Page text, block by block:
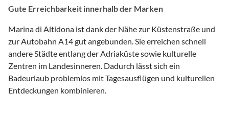
Gute Erreichbarkeit innerhalb der Marken
Marina di Altidona ist dank der Nähe zur Küstenstraße und
zur Autobahn A14 gut angebunden. Sie erreichen schnell
andere Städte entlang der Adriaküste sowie kulturelle
Zentren im Landesinneren. Dadurch lässt sich ein
Badeurlaub problemlos mit Tagesausflügen und kulturellen
Entdeckungen kombinieren.